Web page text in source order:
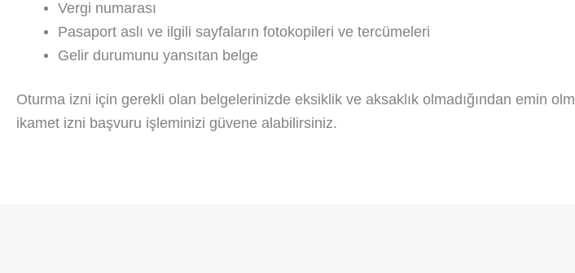
Vergi numarası
Pasaport aslı ve ilgili sayfaların fotokopileri ve tercümeleri
Gelir durumunu yansıtan belge
Oturma izni için gerekli olan belgelerinizde eksiklik ve aksaklık olmadığından emin
ikamet izni başvuru işleminizi güvene alabilirsiniz.